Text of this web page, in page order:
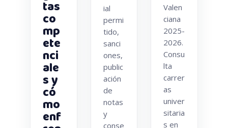
tas
co
mp
ete
nci
ale
s y
có
mo
enf
ial
permi
tido,
sanci
ones,
public
ación
de
notas
y
conse
Valen
ciana
2025-
2026.
Consu
lta
carrer
as
univer
sitaria
s en